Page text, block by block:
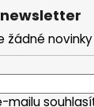
žádné
mailu